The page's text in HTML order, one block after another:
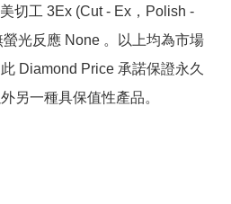
切工 3Ex (Cut - Ex，Polish -
光反應 None 。以上均為市場
Diamond Price 承諾保證永久
另一種具保值性產品。